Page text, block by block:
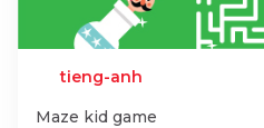
tieng-anh
Maze kid game